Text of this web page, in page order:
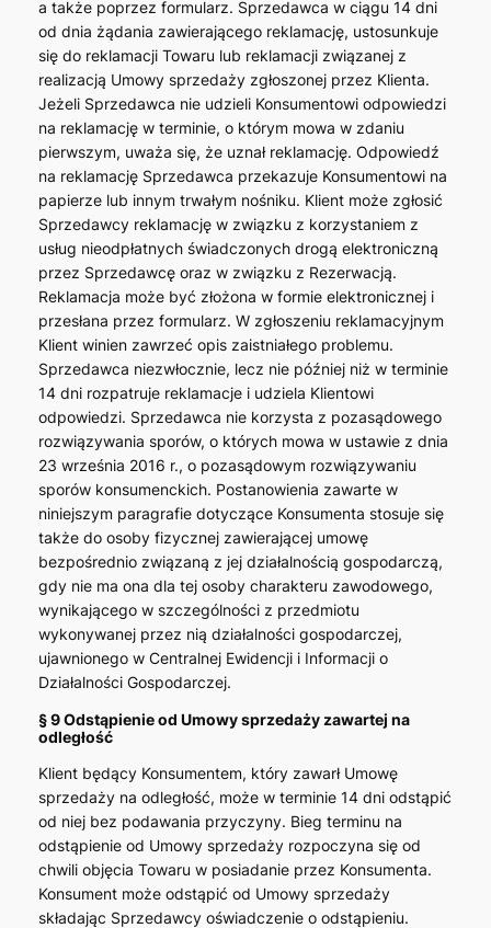
a także poprzez formularz. Sprzedawca w ciągu 14 dni
od dnia żądania zawierającego reklamację, ustosunkuje
się do reklamacji Towaru lub reklamacji związanej z
realizacją Umowy sprzedaży zgłoszonej przez Klienta.
Jeżeli Sprzedawca nie udzieli Konsumentowi odpowiedzi
na reklamację w terminie, o którym mowa w zdaniu
pierwszym, uważa się, że uznał reklamację. Odpowiedź
na reklamację Sprzedawca przekazuje Konsumentowi na
papierze lub innym trwałym nośniku. Klient może zgłosić
Sprzedawcy reklamację w związku z korzystaniem z
usług nieodpłatnych świadczonych drogą elektroniczną
przez Sprzedawcę oraz w związku z Rezerwacją.
Reklamacja może być złożona w formie elektronicznej i
przesłana przez formularz. W zgłoszeniu reklamacyjnym
Klient winien zawrzeć opis zaistniałego problemu.
Sprzedawca niezwłocznie, lecz nie później niż w terminie
14 dni rozpatruje reklamacje i udziela Klientowi
odpowiedzi. Sprzedawca nie korzysta z pozasądowego
rozwiązywania sporów, o których mowa w ustawie z dnia
23 września 2016 r., o pozasądowym rozwiązywaniu
sporów konsumenckich. Postanowienia zawarte w
niniejszym paragrafie dotyczące Konsumenta stosuje się
także do osoby fizycznej zawierającej umowę
bezpośrednio związaną z jej działalnością gospodarczą,
gdy nie ma ona dla tej osoby charakteru zawodowego,
wynikającego w szczególności z przedmiotu
wykonywanej przez nią działalności gospodarczej,
ujawnionego w Centralnej Ewidencji i Informacji o
Działalności Gospodarczej.
§ 9 Odstąpienie od Umowy sprzedaży zawartej na
odległość
Klient będący Konsumentem, który zawarł Umowę
sprzedaży na odległość, może w terminie 14 dni odstąpić
od niej bez podawania przyczyny. Bieg terminu na
odstąpienie od Umowy sprzedaży rozpoczyna się od
chwili objęcia Towaru w posiadanie przez Konsumenta.
Konsument może odstąpić od Umowy sprzedaży
składając Sprzedawcy oświadczenie o odstąpieniu.